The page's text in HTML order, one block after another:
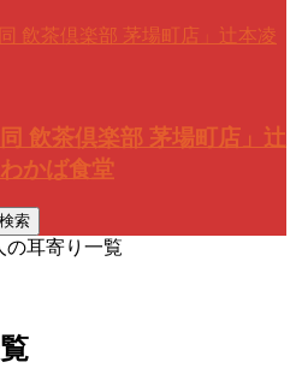
飲茶倶楽部 茅場町店」辻
かば食堂
の耳寄り一覧